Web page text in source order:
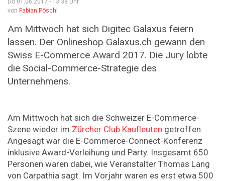
Do 01.06.2017 - 13:38 Uhr
von Fabian Pöschl
Am Mittwoch hat sich Digitec Galaxus feiern
lassen. Der Onlineshop Galaxus.ch gewann den
Swiss E-Commerce Award 2017. Die Jury lobte
die Social-Commerce-Strategie des
Unternehmens.
Am Mittwoch hat sich die Schweizer E-Commerce-
Szene wieder im Zürcher Club Kaufleuten getroffen.
Angesagt war die E-Commerce-Connect-Konferenz
inklusive Award-Verleihung und Party. Insgesamt 650
Personen waren dabei, wie Veranstalter Thomas Lang
von Carpathia sagt. Im Vorjahr waren es erst etwa 500